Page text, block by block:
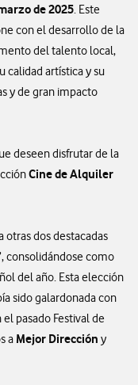
de 2025. Este
con el desarrollo de la
del talento local,
calidad artística y su
y de gran impacto
deseen disfrutar de la
Cine de Alquiler
dos destacadas
, consolidándose como
del año. Esta elección
sido galardonada con
el pasado Festival de
a Mejor Dirección y